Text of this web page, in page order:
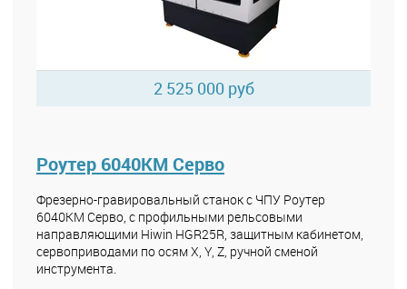
2 525 000 руб
Роутер 6040КМ Серво
Фрезерно-гравировальный станок с ЧПУ Роутер
6040КМ Серво, с профильными рельсовыми
направляющими Hiwin HGR25R, защитным кабинетом,
сервоприводами по осям X, Y, Z, ручной сменой
инструмента.